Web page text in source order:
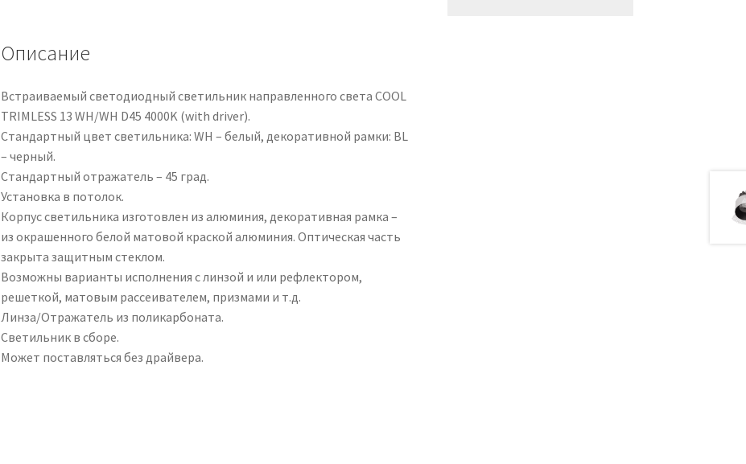
Описание
Встраиваемый светодиодный светильник направленного света COOL
TRIMLESS 13 WH/WH D45 4000K (with driver).
Стандартный цвет светильника: WH – белый, декоративной рамки: BL
– черный.
Стандартный отражатель – 45 град.
Установка в потолок.
Корпус светильника изготовлен из алюминия, декоративная рамка –
из окрашенного белой матовой краской алюминия. Оптическая часть
закрыта защитным стеклом.
Возможны варианты исполнения с линзой и или рефлектором,
решеткой, матовым рассеивателем, призмами и т.д.
Линза/Отражатель из поликарбоната.
Светильник в сборе.
Может поставляться без драйвера.